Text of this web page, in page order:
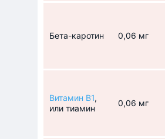
Бета-каротин 0,06 мг
Витамин В1,
или тиамин
0,06 мг